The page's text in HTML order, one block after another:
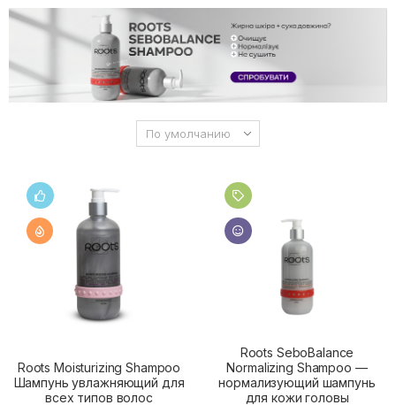
Roots Moisturizing Shampoo
Шампунь увлажняющий для
всех типов волос
Roots SeboBalance
Normalizing Shampoo —
нормализующий шампунь
для кожи головы